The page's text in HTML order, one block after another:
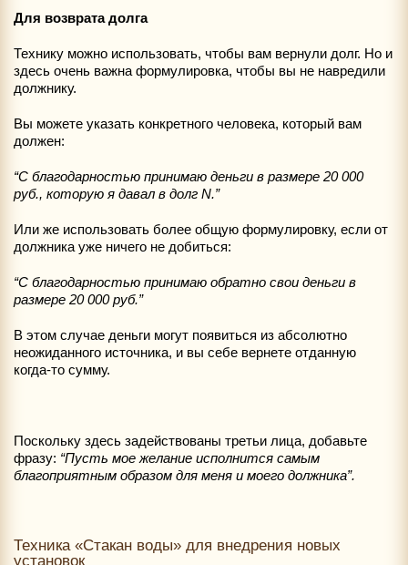
Для возврата долга
Технику можно использовать, чтобы вам вернули долг. Но и
здесь очень важна формулировка, чтобы вы не навредили
должнику.
Вы можете указать конкретного человека, который вам
должен:
“С благодарностью принимаю деньги в размере 20 000
руб., которую я давал в долг N.”
Или же использовать более общую формулировку, если от
должника уже ничего не добиться:
“С благодарностью принимаю обратно свои деньги в
размере 20 000 руб.”
В этом случае деньги могут появиться из абсолютно
неожиданного источника, и вы себе вернете отданную
когда-то сумму.
Поскольку здесь задействованы третьи лица, добавьте
фразу: “Пусть мое желание исполнится самым
благоприятным образом для меня и моего должника”.
Техника «Стакан воды» для внедрения новых
установок